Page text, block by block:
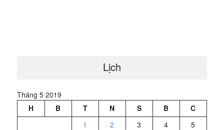
Lịch
Tháng 5 2019
H
B T N S B
C
1
2 3 4
5